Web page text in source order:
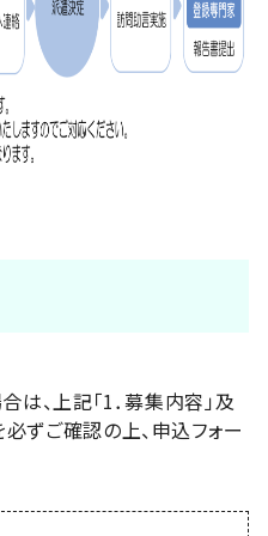
、上記「1．募集内容」及
必ずご確認の上、申込フォー